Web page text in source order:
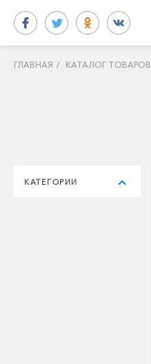
ГЛАВНАЯ / КАТАЛОГ ТОВАРОВ
КАТЕГОРИИ